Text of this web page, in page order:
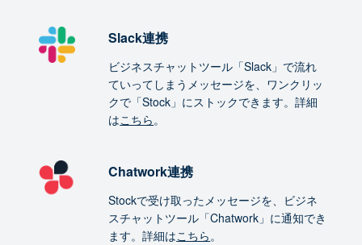
Slack連携
ビジネスチャットツール「Slack」で流れ
ていってしまうメッセージを、ワンクリッ
クで「Stock」にストックできます。詳細
はこちら。
Chatwork連携
Stockで受け取ったメッセージを、ビジネ
スチャットツール「Chatwork」に通知でき
ます。詳細はこちら。